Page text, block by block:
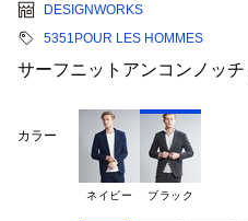
DESIGNWORKS
5351POUR LES HOMMES
サーフニットアンコンノッチ
カラー
ネイビー ブラック